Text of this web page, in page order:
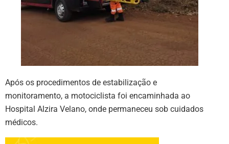
Após os procedimentos de estabilização e
monitoramento, a motociclista foi encaminhada ao
Hospital Alzira Velano, onde permaneceu sob cuidados
médicos.